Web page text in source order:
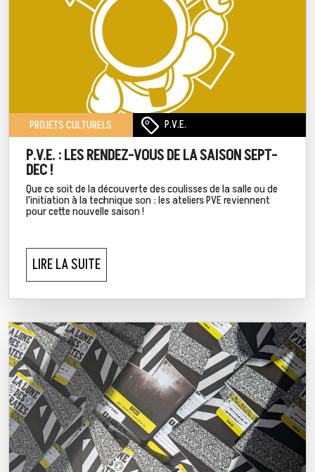
PROJETS CULTURELS P.V.E.
P.V.E. : LES RENDEZ-VOUS DE LA SAISON SEPT-
DEC !
Que ce soit de la découverte des coulisses de la salle ou de
l'initiation à la technique son : les ateliers PVE reviennent
pour cette nouvelle saison !
LIRE LA SUITE